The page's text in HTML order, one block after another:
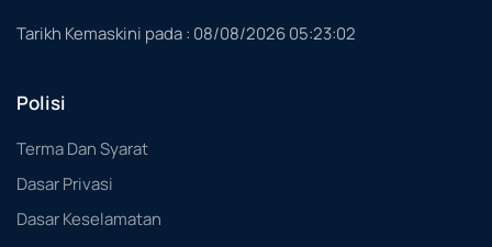
Tarikh Kemaskini pada : 08/08/2026 05:23:02
Polisi
Terma Dan Syarat
Dasar Privasi
Dasar Keselamatan